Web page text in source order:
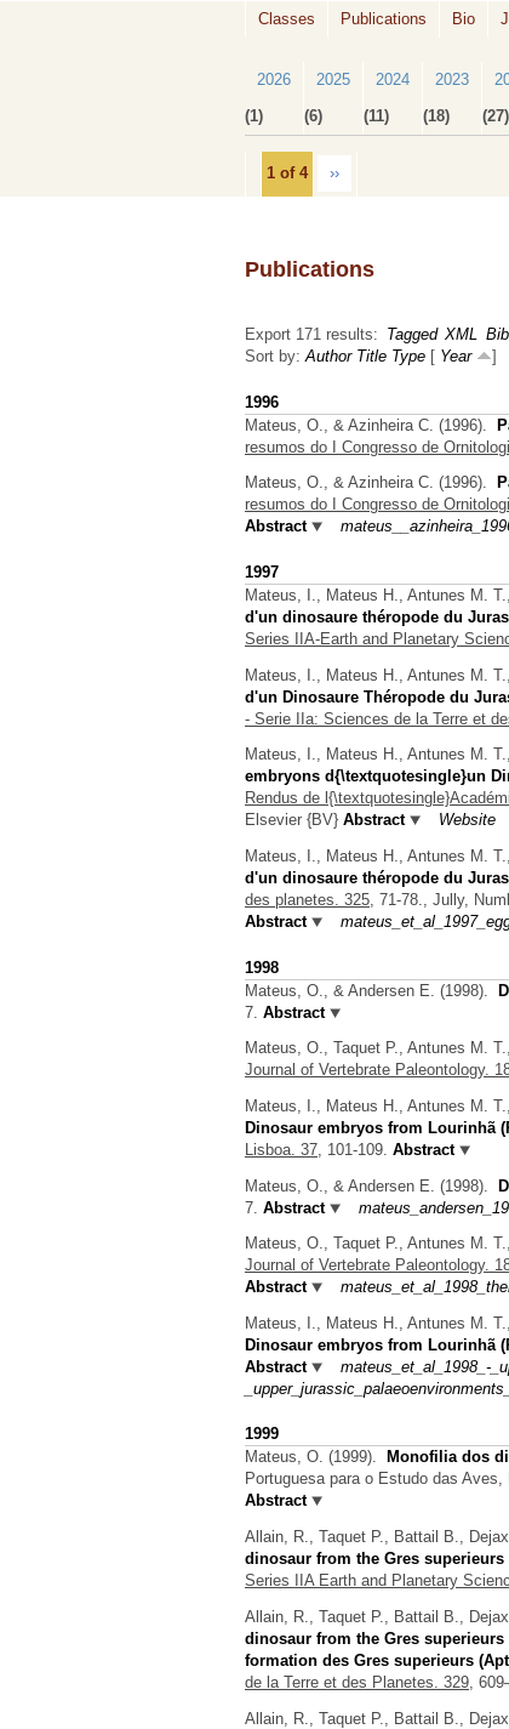
Classes Publications Bio
2026
(1)
2025
(6)
2024
(11)
2023
(18)
(27)
1 of 4 ››
Publications
Export 171 results: Tagged XML
Sort by:Author Title Type [ Year ]
1996
Mateus, O., & Azinheira C. (1996).
resumos do I Congresso de
Mateus, O., & Azinheira C. (1996).
resumos do I Congresso de
Abstract
1997
Mateus, I., Mateus H., Antunes M.
d'un dinosaure théropode du
Series IIA-Earth and Planetary
Mateus, I., Mateus H., Antunes M.
d'un Dinosaure Théropode du
- Serie IIa: Sciences de la Terre et
Mateus, I., Mateus H., Antunes M.
embryons d{\textquotesingle}un
Rendus de
Elsevier {BV} Abstract
Website
Mateus, I., Mateus H., Antunes M.
d'un dinosaure théropode du
des planetes. 325, 71-78., Jully,
Abstract
1998
Mateus, O., & Andersen E. (1998).
7. Abstract
Mateus, O., Taquet P., Antunes M.
Journal of Vertebrate Paleontology.
Mateus, I., Mateus H., Antunes M.
Dinosaur embryos from Lourinhã
Lisboa. 37, 101-109. Abstract
Mateus, O., & Andersen E. (1998).
7. Abstract
Mateus, O., Taquet P., Antunes M.
Journal of Vertebrate Paleontology.
Abstract
Mateus, I., Mateus H., Antunes M.
Dinosaur embryos from Lourinhã
Abstract
mateus_et_al_1998_-
1999
Mateus, O. (1999). Monofilia dos
Portuguesa para o Estudo das Aves,
Abstract
Allain, R., Taquet P., Battail B.,
dinosaur from the Gres
Series IIA Earth and Planetary
Allain, R., Taquet P., Battail B.,
dinosaur from the Gres
formation des Gres superieurs
de la Terre et des Planetes. 329,
Allain, R., Taquet P., Battail B.,